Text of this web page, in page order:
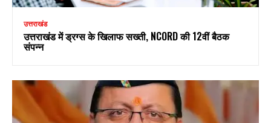
उत्तराखंड
उत्तराखंड में ड्रग्स के खिलाफ सख्ती, NCORD की 12वीं बैठक
संपन्न